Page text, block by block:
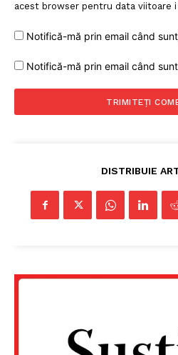
acest browser pentru data viitoare
Notifică-mă prin email când
Notifică-mă prin email când
DISTRIBUIE